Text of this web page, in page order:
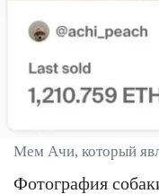
Мем Ачи, который
Фотография